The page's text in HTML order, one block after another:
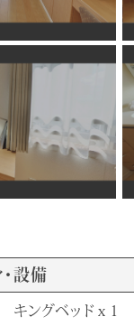
設備
キングベッドｘ1